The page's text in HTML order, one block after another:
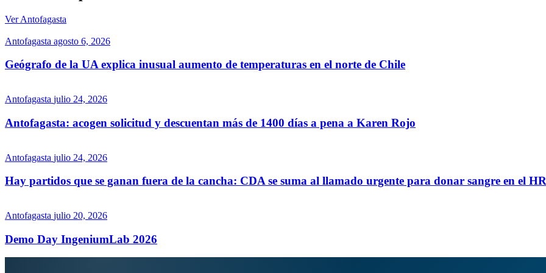
Ver Antofagasta
Antofagasta agosto 6, 2026
Geógrafo de la UA explica inusual aumento de temperaturas en el norte de Chile
Antofagasta julio 24, 2026
Antofagasta: acogen solicitud y descuentan más de 1400 días a pena a Karen Rojo
Antofagasta julio 24, 2026
Hay partidos que se ganan fuera de la cancha: CDA se suma al llamado urgente para donar sangre en el
Antofagasta julio 20, 2026
Demo Day IngeniumLab 2026